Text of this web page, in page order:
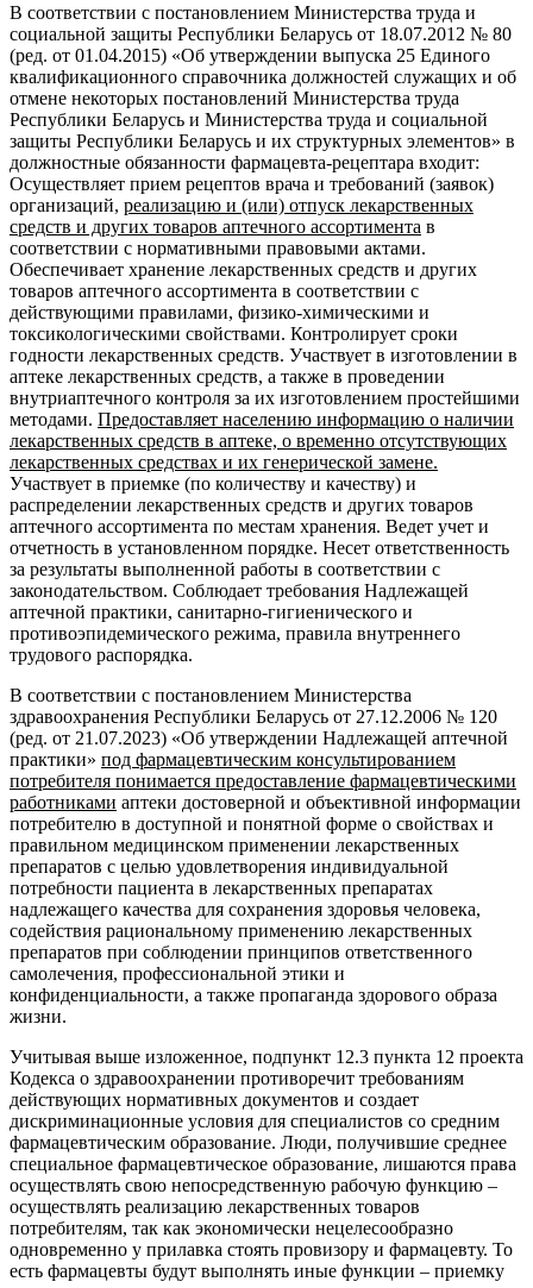
В соответствии с постановлением Министерства труда и
социальной защиты Республики Беларусь от 18.07.2012 № 80
(ред. от 01.04.2015) «Об утверждении выпуска 25 Единого
квалификационного справочника должностей служащих и об
отмене некоторых постановлений Министерства труда
Республики Беларусь и Министерства труда и социальной
защиты Республики Беларусь и их структурных элементов» в
должностные обязанности фармацевта-рецептара входит:
Осуществляет прием рецептов врача и требований (заявок)
организаций, реализацию и (или) отпуск лекарственных
средств и других товаров аптечного ассортимента в
соответствии с нормативными правовыми актами.
Обеспечивает хранение лекарственных средств и других
товаров аптечного ассортимента в соответствии с
действующими правилами, физико-химическими и
токсикологическими свойствами. Контролирует сроки
годности лекарственных средств. Участвует в изготовлении в
аптеке лекарственных средств, а также в проведении
внутриаптечного контроля за их изготовлением простейшими
методами. Предоставляет населению информацию о наличии
лекарственных средств в аптеке, о временно отсутствующих
лекарственных средствах и их генерической замене.
Участвует в приемке (по количеству и качеству) и
распределении лекарственных средств и других товаров
аптечного ассортимента по местам хранения. Ведет учет и
отчетность в установленном порядке. Несет ответственность
за результаты выполненной работы в соответствии с
законодательством. Соблюдает требования Надлежащей
аптечной практики, санитарно-гигиенического и
противоэпидемического режима, правила внутреннего
трудового распорядка.
В соответствии с постановлением Министерства
здравоохранения Республики Беларусь от 27.12.2006 № 120
(ред. от 21.07.2023) «Об утверждении Надлежащей аптечной
практики» под фармацевтическим консультированием
потребителя понимается предоставление фармацевтическими
работниками аптеки достоверной и объективной информации
потребителю в доступной и понятной форме о свойствах и
правильном медицинском применении лекарственных
препаратов с целью удовлетворения индивидуальной
потребности пациента в лекарственных препаратах
надлежащего качества для сохранения здоровья человека,
содействия рациональному применению лекарственных
препаратов при соблюдении принципов ответственного
самолечения, профессиональной этики и
конфиденциальности, а также пропаганда здорового образа
жизни.
Учитывая выше изложенное, подпункт 12.3 пункта 12 проекта
Кодекса о здравоохранении противоречит требованиям
действующих нормативных документов и создает
дискриминационные условия для специалистов со средним
фармацевтическим образование. Люди, получившие среднее
специальное фармацевтическое образование, лишаются права
осуществлять свою непосредственную рабочую функцию –
осуществлять реализацию лекарственных товаров
потребителям, так как экономически нецелесообразно
одновременно у прилавка стоять провизору и фармацевту. То
есть фармацевты будут выполнять иные функции – приемку